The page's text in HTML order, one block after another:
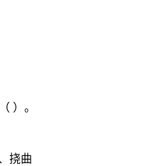
）。
挠曲